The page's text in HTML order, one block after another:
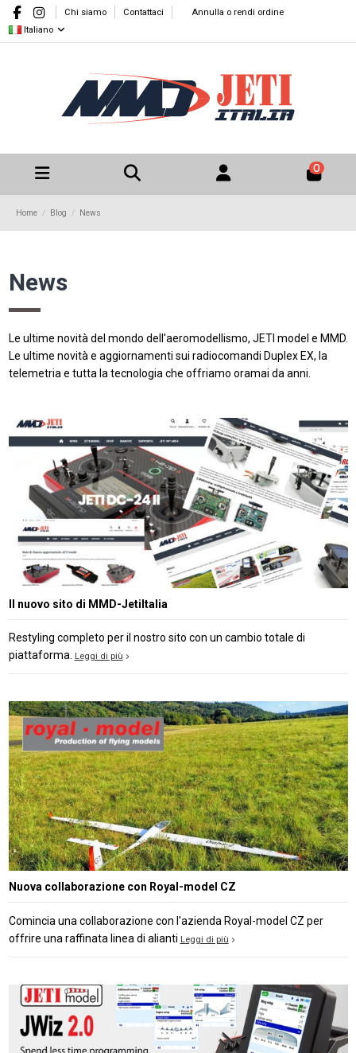
Chi siamo Contattaci
Annulla o rendi ordine
Italiano
0
Home Blog News
News
Le ultime novità del mondo dell'aeromodellismo, JETI model e MMD.
Le ultime novità e aggiornamenti sui radiocomandi Duplex EX, la
telemetria e tutta la tecnologia che offriamo oramai da anni.
Il nuovo sito di MMD-JetiItalia
Restyling completo per il nostro sito con un cambio totale di
piattaforma.
Leggi di più
Nuova collaborazione con Royal-model CZ
Comincia una collaborazione con l'azienda Royal-model CZ per
offrire una raffinata linea di alianti Leggi di più